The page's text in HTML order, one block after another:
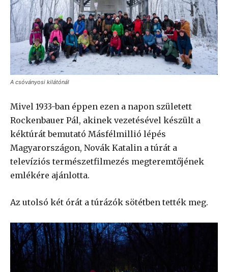
A csóványosi kilátónál
Mivel 1933-ban éppen ezen a napon született
Rockenbauer Pál, akinek vezetésével készült a
kéktúrát bemutató Másfélmillió lépés
Magyarországon, Novák Katalin a túrát a
televíziós természetfilmezés megteremtőjének
emlékére ajánlotta.
Az utolsó két órát a túrázók sötétben tették meg.